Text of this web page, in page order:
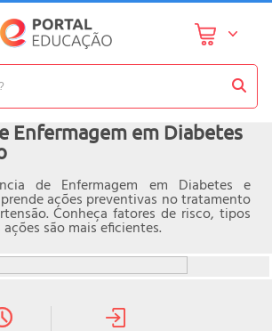
Enfermagem em Diabetes
de Enfermagem em Diabetes e
ações preventivas no tratamento
Conheça fatores de risco, tipos
são mais eficientes.